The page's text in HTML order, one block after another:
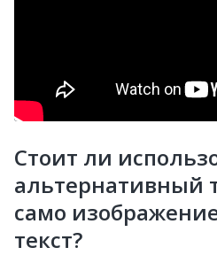
Стоит ли
альтернативный
само
текст?